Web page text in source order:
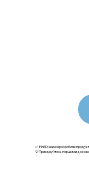
✅ iFinEDI наразі розробляє
💡Приєднуйтесь першими до